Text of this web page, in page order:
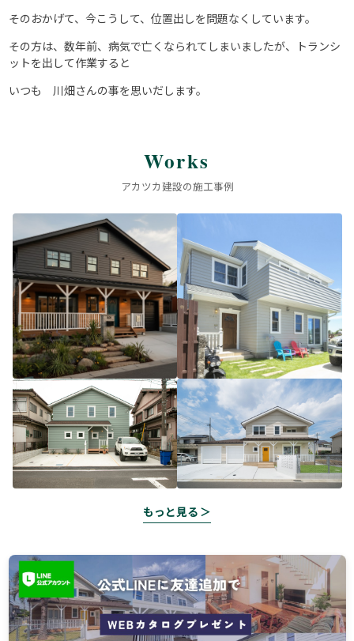
そのおかげて、今こうして、位置出しを問題なくしています。
その方は、数年前、病気で亡くなられてしまいましたが、トランシ
ットを出して作業すると
いつも 川畑さんの事を思いだします。
Works
アカツカ建設の施工事例
もっと見る ＞